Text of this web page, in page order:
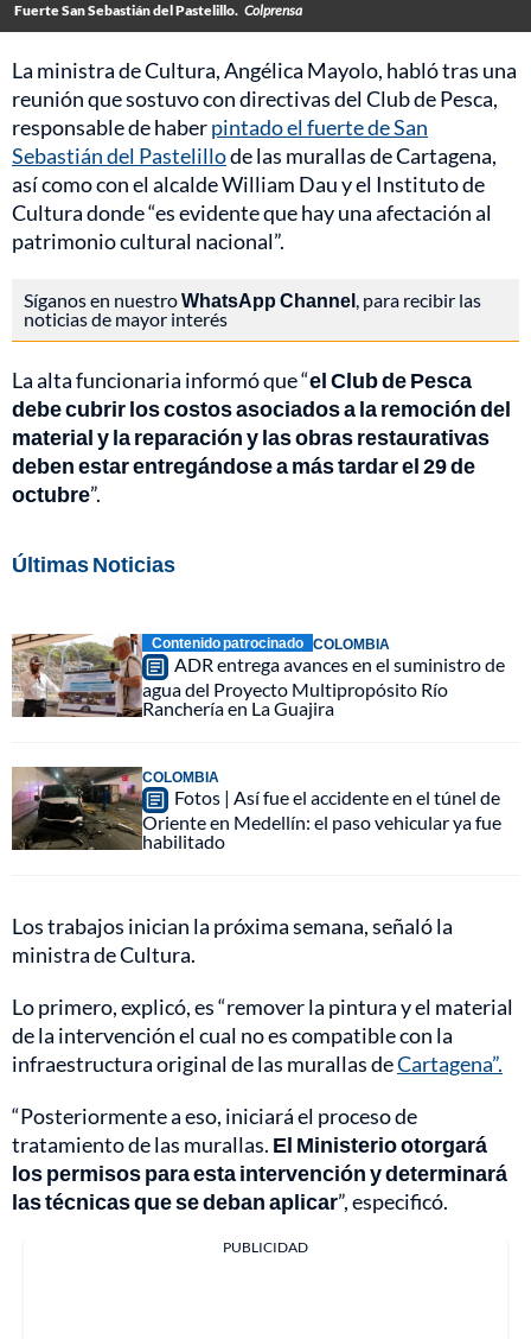
Fuerte San Sebastián del Pastelillo. Colprensa
La ministra de Cultura, Angélica Mayolo, habló tras una
reunión que sostuvo con directivas del Club de Pesca,
responsable de haberpintado el fuerte de San
Sebastián del Pastelillode las murallas de Cartagena,
así como con el alcalde William Dau y el Instituto de
Cultura donde “es evidente que hay una afectación al
patrimonio cultural nacional”.
Síganos en nuestroWhatsApp Channel, para recibir las
noticias de mayor interés
La alta funcionaria informó que “el Club de Pesca
debe cubrir los costos asociados a la remoción del
material y la reparación y las obras restaurativas
deben estar entregándose a más tardar el 29 de
octubre”.
Últimas Noticias
Contenido patrocinado COLOMBIA
ADR entrega avances en el suministro de
agua del Proyecto Multipropósito Río
Ranchería en La Guajira
COLOMBIA
Fotos | Así fue el accidente en el túnel de
Oriente en Medellín: el paso vehicular ya fue
habilitado
Los trabajos inician la próxima semana, señaló la
ministra de Cultura.
Lo primero, explicó, es “remover la pintura y el material
de la intervención el cual no es compatible con la
infraestructura original de las murallas deCartagena”.
“Posteriormente a eso, iniciará el proceso de
tratamiento de las murallas. El Ministerio otorgará
los permisos para esta intervención y determinará
las técnicas que se deban aplicar”, especificó.
PUBLICIDAD